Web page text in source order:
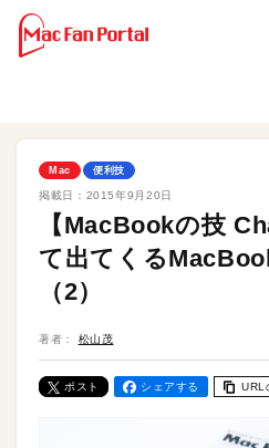
Mac 便利技
掲載日： 2015年9月20日
【MacBookの技
て出てくる
（2）
著者： 松山茂
ポスト シェアする URL